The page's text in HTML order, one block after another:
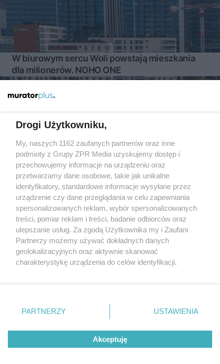
W biurowym sercu Woli powstają mieszkania
dla milionerów. NOHO ONE
Żaden utwór zamieszczony w serwisie nie może być powielany i
rozpowszechniany lub dalej rozpowszechniany w jakikolwiek
sposób (w tym także elektroniczny lub mechaniczny) na
jakimkolwiek polu eksploatacji w jakiejkolwiek formie, włącznie z
umieszczaniem w Internecie bez pisemnej zgody właściciela praw.
Jakiekolwiek użycie lub wykorzystanie utworów w całości lub w
części z naruszeniem prawa, tzn. bez właściwej zgody, jest
zabronione pod groźbą kary i może być ścigane prawnie.
Drogi Użytkowniku,
My, naszych 1162 zaufanych partnerów oraz inne
podmioty z Grupy ZPR Media uzyskujemy dostęp i
przechowujemy informacje na urządzeniu oraz
przetwarzamy dane osobowe, takie jak unikalne
identyfikatory, standardowe informacje wysyłane przez
urządzenie czy dane przeglądania w celu zapewniania
spersonalizowanych reklam, wybór spersonalizowanych
treści, pomiar reklam i treści, badanie odbiorców oraz
ulepszanie usług. Za zgodą Użytkownika my i Zaufani
Partnerzy możemy używać dokładnych danych
geolokalizacyjnych oraz aktywnie skanować
charakterystykę urządzenia do celów identyfikacji.
zmienić/wycofać klikając przycisk ustawień prywatności
znajdujący się w lewym dolnym rogu strony
rodzaje przetwarzania danych nie wymagają zgody
użytkownika, ale masz prawo sprzeciwić się takiemu
przetwarzaniu. Preferencje będą miały zastosowanie tylko
PARTNERZY USTAWIENIA
Akceptuję